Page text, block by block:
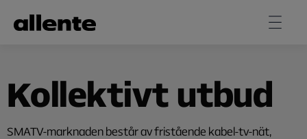
Kollektivt utbud
SMATV-marknaden består av fristående kabel-tv-nät,